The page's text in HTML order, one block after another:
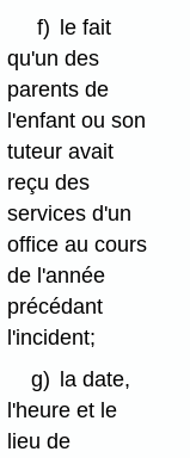
f)
le fait
qu'un des
parents de
l'enfant ou son
tuteur avait
reçu des
services d'un
office au cours
de l'année
précédant
l'incident;
g) la date,
l'heure et le
lieu de